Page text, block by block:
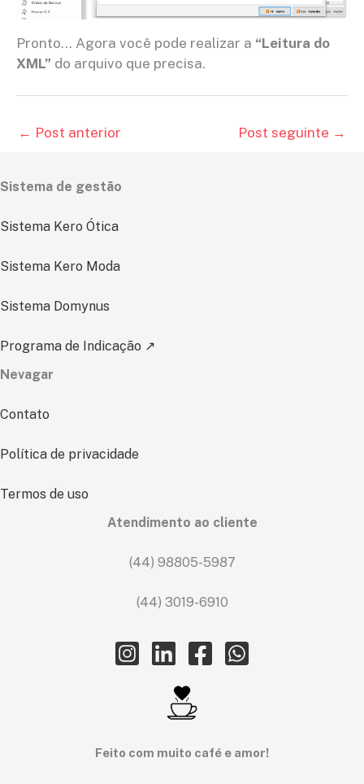
Pronto… Agora você pode realizar a “Leitura do
XML” do arquivo que precisa.
← Post anterior Post seguinte →
Sistema de gestão
Sistema Kero Ótica
Sistema Kero Moda
Sistema Domynus
Programa de Indicação ↗
Nevagar
Contato
Política de privacidade
Termos de uso
Atendimento ao cliente
(44) 98805-5987
(44) 3019-6910
Feito com muito café e amor!